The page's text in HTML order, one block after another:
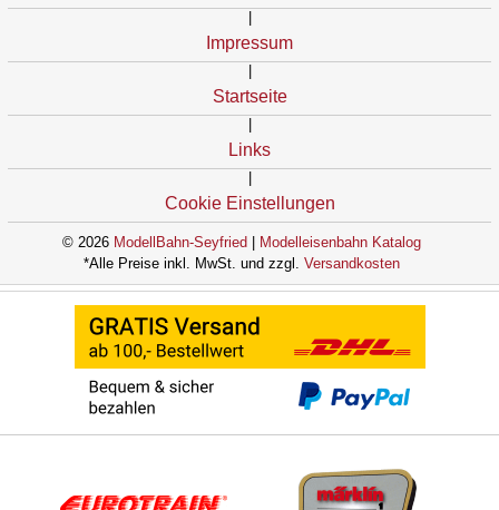
Impressum
Startseite
Links
Cookie Einstellungen
© 2026 ModellBahn-Seyfried
Modelleisenbahn Katalog
*Alle Preise inkl. MwSt. und zzgl. Versandkosten